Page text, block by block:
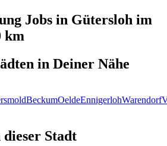
Jobs in Gütersloh im
km
in Deiner Nähe
BeckumOeldeEnnigerlohWarendorf
dieser Stadt